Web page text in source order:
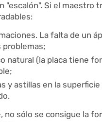
"escalón". Si el maestro
La falta de un
problemas;
natural (la placa tiene
y astillas en la
sólo se consigue la